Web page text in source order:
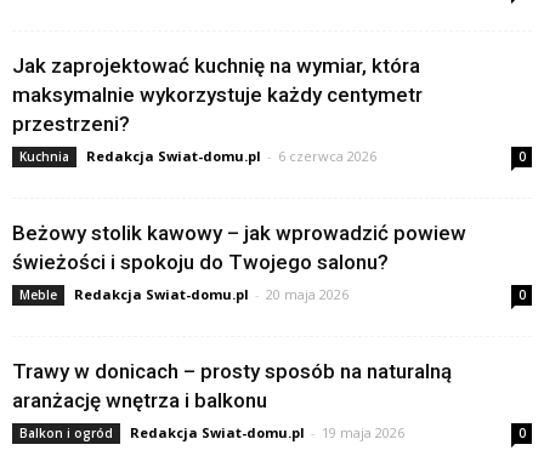
Jak zaprojektować kuchnię na wymiar, która
maksymalnie wykorzystuje każdy centymetr
przestrzeni?
Kuchnia Redakcja Swiat-domu.pl - 6 czerwca 2026 0
Beżowy stolik kawowy – jak wprowadzić powiew
świeżości i spokoju do Twojego salonu?
Meble Redakcja Swiat-domu.pl - 20 maja 2026 0
Trawy w donicach – prosty sposób na naturalną
aranżację wnętrza i balkonu
Balkon i ogród Redakcja Swiat-domu.pl - 19 maja 2026 0